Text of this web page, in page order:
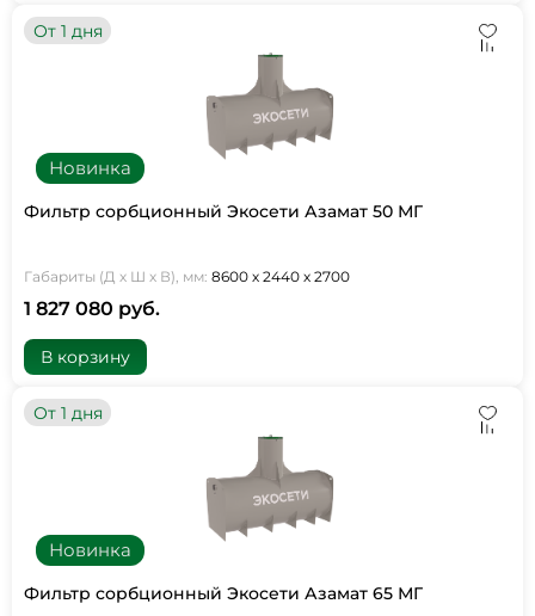
Новинка
От 1 дня
Фильтр сорбционный Экосети Азамат 50 МГ
Габариты (Д х Ш х В), мм: 8600 х 2440 х 2700
1 827 080 руб.
В корзину
Новинка
От 1 дня
Фильтр сорбционный Экосети Азамат 65 МГ